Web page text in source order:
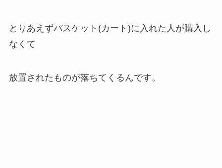
とりあえずバスケット(カート)に入れた人が購入し
なくて
放置されたものが落ちてくるんです。